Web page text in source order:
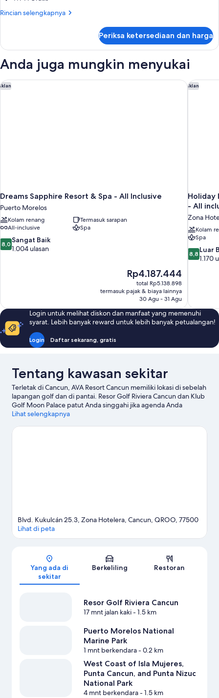
Rincian selengkapnya
Rincian
Kamar
Periksa ketersediaan dan harga
Anda juga mungkin menyukai
Iklan
Dreams Sapphire Resort & Spa - All Inclusive
Puerto Morelos
Kolam renang
Termasuk sarapan
All-inclusive
Spa
8.0
dari
8,0 Sangat Baik
1.004 ulasan
Harga
sekarang
Rp4.187.444
Rp4.187.444
total Rp5.138.898
termasuk pajak & biaya lainnya
30 Agu - 31 Agu
Dreams Sapphire Resort & Spa - All Inclusive Iklan
Holiday
- All
Zona
Kolam
Spa
8.8
dari
ulasan
8,8 Luar
1.170
Holiday
Login untuk melihat diskon dan manfaat yang memenuhi
syarat. Lebih banyak reward untuk lebih banyak petualangan!
Login Daftar sekarang, gratis
Tentang kawasan sekitar
Terletak di Cancun, AVA Resort Cancun memiliki lokasi di sebelah
lapangan golf dan di pantai. Resor Golf Riviera Cancun dan Klub
Golf Moon Palace patut Anda singgahi jika agenda Anda
melibatkan kegiatan seru, atau kunjungi Pantai Delfines serta
kawasan ini. La Isla Shopping Mall dan Cancun Convention
Lihat selengkapnya
Peta
Blvd. Kukulcán 25.3, Zona Hotelera, Cancun, QROO, 77500
Lihat di peta
Yang ada di
sekitar
Berkeliling Restoran
Resor Golf Riviera Cancun
17 mnt jalan kaki- 1.5 km
Puerto Morelos National
Marine Park
1 mnt berkendara- 0.2 km
West Coast of Isla Mujeres,
Punta Cancun, and Punta Nizuc
National Park
4 mnt berkendara- 1.5 km